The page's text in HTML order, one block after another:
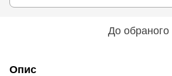
До обраного
Опис